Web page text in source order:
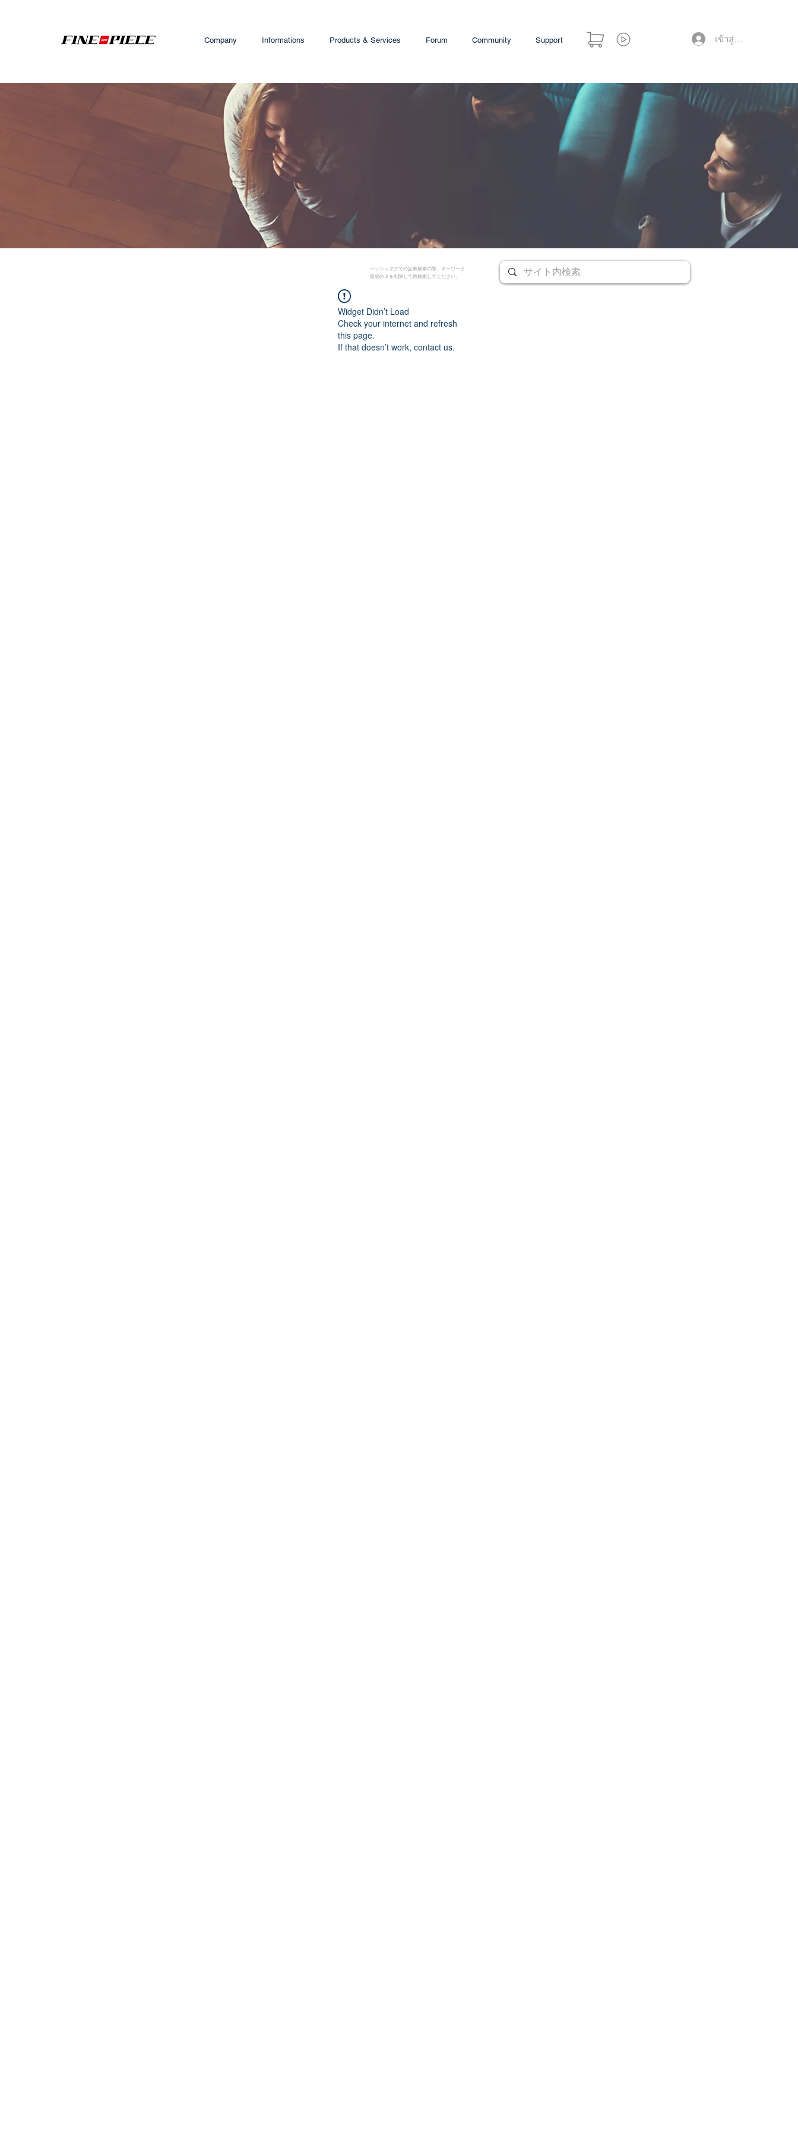
Company Informations Products & Services Forum Community Support เข้าสู่ระบบ
ハッシュタグでの記事検索の際、キーワード
最初の # を削除して再検索してください。
Widget Didn’t Load
Check your internet and refresh
this page.
If that doesn’t work, contact us.